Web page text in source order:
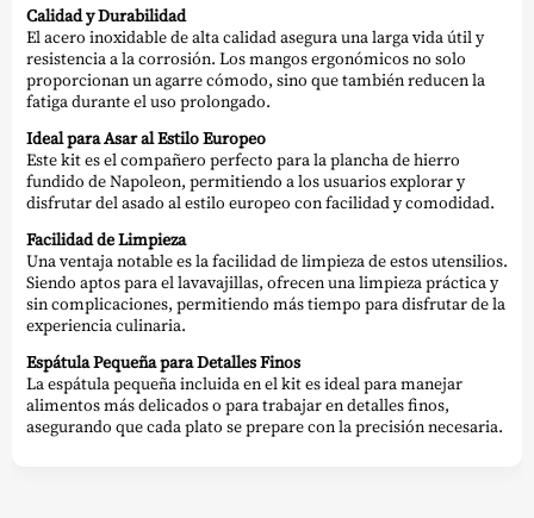
Calidad y Durabilidad
El acero inoxidable de alta calidad asegura una larga vida útil y
resistencia a la corrosión. Los mangos ergonómicos no solo
proporcionan un agarre cómodo, sino que también reducen la
fatiga durante el uso prolongado.
Ideal para Asar al Estilo Europeo
Este kit es el compañero perfecto para la plancha de hierro
fundido de Napoleon, permitiendo a los usuarios explorar y
disfrutar del asado al estilo europeo con facilidad y comodidad.
Facilidad de Limpieza
Una ventaja notable es la facilidad de limpieza de estos utensilios.
Siendo aptos para el lavavajillas, ofrecen una limpieza práctica y
sin complicaciones, permitiendo más tiempo para disfrutar de la
experiencia culinaria.
Espátula Pequeña para Detalles Finos
La espátula pequeña incluida en el kit es ideal para manejar
alimentos más delicados o para trabajar en detalles finos,
asegurando que cada plato se prepare con la precisión necesaria.